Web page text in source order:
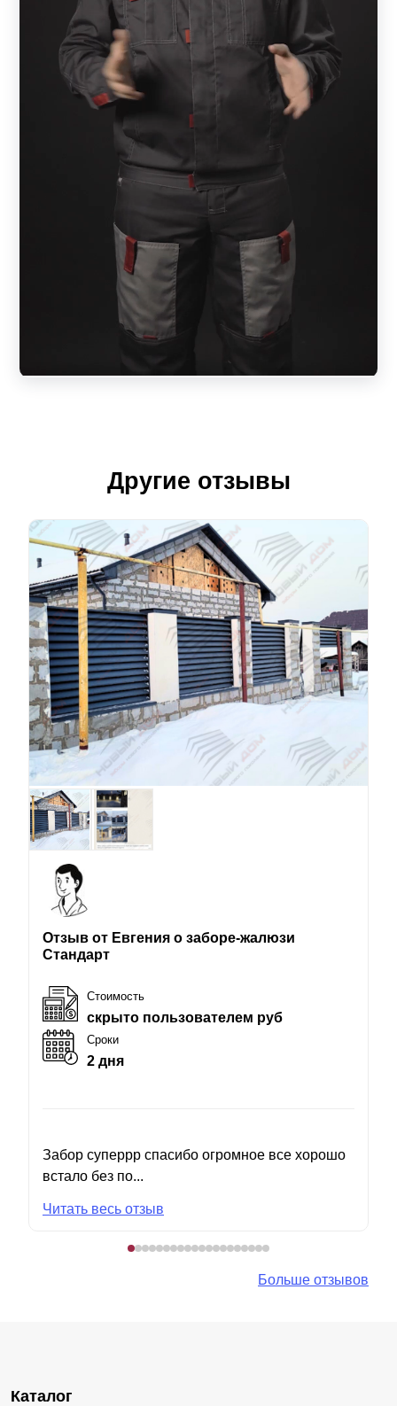
Другие отзывы
Отзыв от Евгения о заборе-жалюзи
Стандарт
Стоимость
скрыто пользователем руб
Сроки
2 дня
Забор суперрр спасибо огромное все хорошо
встало без по...
Читать весь отзыв
Больше отзывов
Каталог